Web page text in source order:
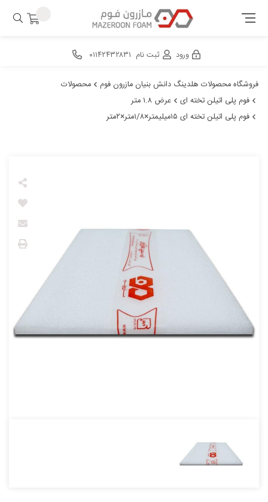
ورود ثبت نام ۰۱۱۴۲۴۳۲۸۳۱
فروشگاه محصولات هلدینگ دانش بنیان مازرون فوم
محصولات
فوم پلی اتیلن تخته ای
عرض ۱.۸ متر
فوم پلی اتیلن تخته ای ۱۵میلیمتر×۱/۸متر×۲متر